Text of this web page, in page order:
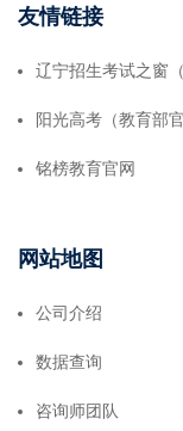
友情链接
辽宁招生考试之窗
阳光高考（教育部官
铭榜教育官网
网站地图
公司介绍
数据查询
咨询师团队